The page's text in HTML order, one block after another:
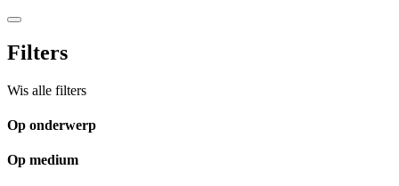
Filters
Wis alle filters
Op onderwerp
Op medium